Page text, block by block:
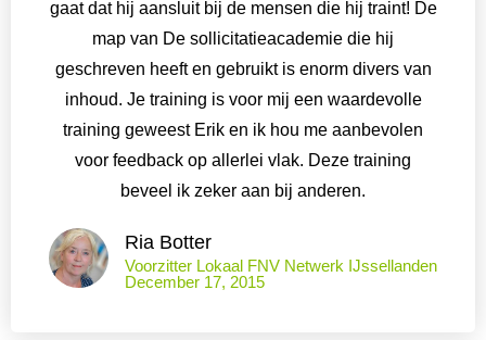
gaat dat hij aansluit bij de mensen die hij traint! De
map van De sollicitatieacademie die hij
geschreven heeft en gebruikt is enorm divers van
inhoud. Je training is voor mij een waardevolle
training geweest Erik en ik hou me aanbevolen
voor feedback op allerlei vlak. Deze training
beveel ik zeker aan bij anderen.
Ria Botter
Voorzitter Lokaal FNV Netwerk IJssellanden
December 17, 2015